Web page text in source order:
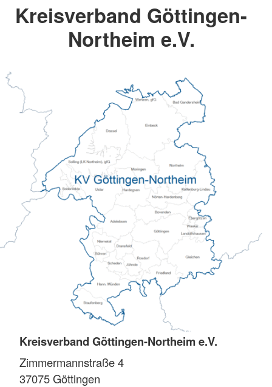
Kreisverband Göttingen-
Northeim e.V.
Kreisverband Göttingen-Northeim e.V.
Zimmermannstraße 4
37075Göttingen